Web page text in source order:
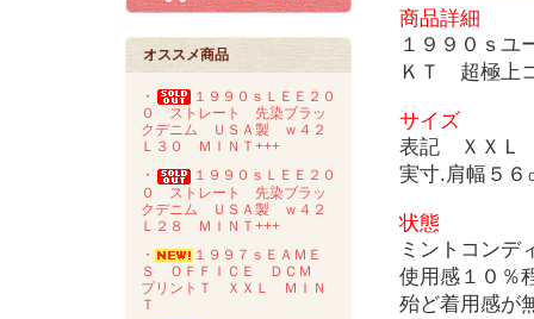
オススメ商品
・
１９９０ｓＬＥＥ２０
０ ストレート 先染ブラッ
クデニム ＵＳＡ製 ｗ４２
Ｌ３０ ＭＩＮＴ+++
・
１９９０ｓＬＥＥ２０
０ ストレート 先染ブラッ
クデニム ＵＳＡ製 ｗ４２
Ｌ２８ ＭＩＮＴ+++
・
１９９７ｓＥＡＭＥ
Ｓ ＯＦＦＩＣＥ ＤＣＭ
プリントＴ ＸＸＬ ＭＩＮ
Ｔ
商品詳細
１９９０ｓユ
ＫＴ 超極上
サイズ
表記 ＸＸＬ
実寸.肩幅５６
状態
ミントコンデ
使用感１０％
殆ど着用感が